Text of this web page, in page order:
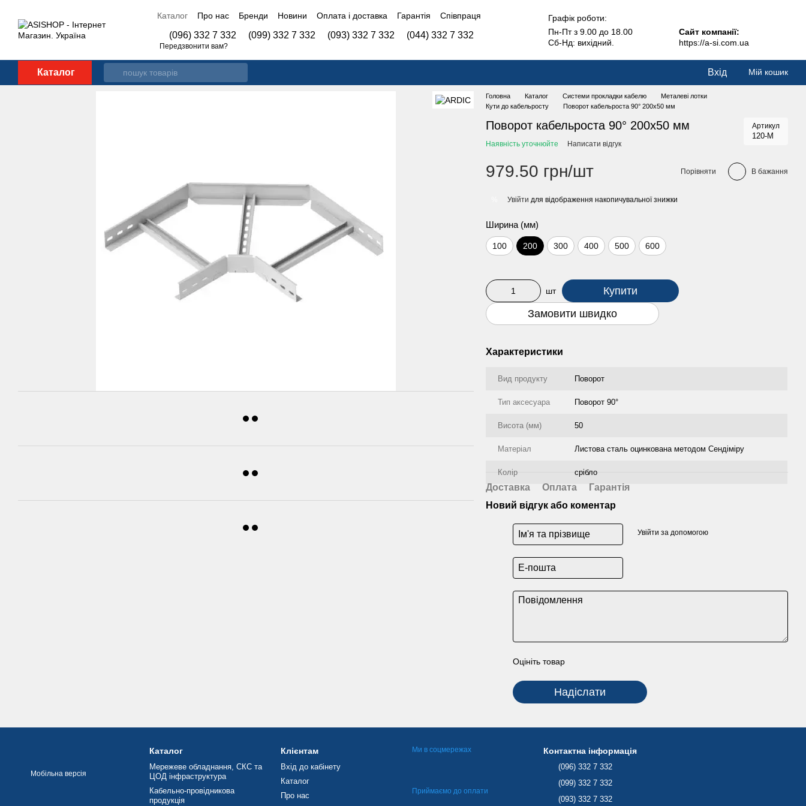
Каталог Про нас Бренди Новини Оплата і доставка Гарантія
Співпраця
(096) 332 7 332 (099) 332 7 332 (093) 332 7 332 (044) 332 7 332
Передзвонити вам?
Графік роботи:
Пн-Пт з 9.00 до 18.00
Сб-Нд: вихідний.
Сайт компанії:
https://a-si.com.ua
Каталог Вхід Мій кошик
Головна Каталог Системи прокладки кабелю
Металеві лотки
Кути до кабельросту
Поворот кабельроста 90° 200х50 мм
Поворот кабельроста 90° 200х50 мм Артикул
120-M
Наявність уточнюйте Написати відгук
979.50 грн/шт Порівняти В бажання
Увійти для відображення накопичувальної знижки
Ширина (мм)
100 200 300 400 500 600
шт
Купити
Замовити швидко
Характеристики
Вид продукту Поворот
Тип аксесуара Поворот 90°
Висота (мм) 50
Матеріал Листова сталь оцинкована методом Сендіміру
Колір срібло
Доставка Оплата
Гарантія
Новий відгук або коментар
Увійти за допомогою
Оцініть товар
Надіслати
Мобільна версія
Каталог
Мережеве обладнання, СКС та
ЦОД інфраструктура
Кабельно-провідникова
продукція
Клієнтам
Вхід до кабінету
Каталог
Про нас
Ми в соцмережах
Приймаємо до оплати
Контактна інформація
(096) 332 7 332
(099) 332 7 332
(093) 332 7 332